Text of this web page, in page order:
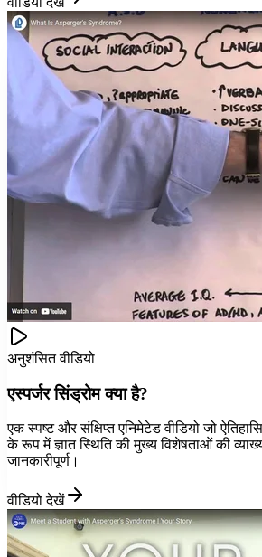
अनुशंसित वीडियो
एस्पर्जर सिंड्रोम क्या है?
एक स्पष्ट और संक्षिप्त एनिमेटेड वीडियो जो
के रूप में ज्ञात स्थिति की मुख्य विशेषताओं की
जानकारीपूर्ण।
वीडियो देखें